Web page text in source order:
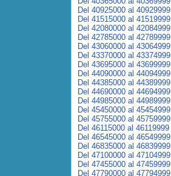
Del 40925000 al 40929999
Del 41515000 al 41519999
Del 42080000 al 42084999
Del 42785000 al 42789999
Del 43060000 al 43064999
Del 43370000 al 43374999
Del 43695000 al 43699999
Del 44090000 al 44094999
Del 44385000 al 44389999
Del 44690000 al 44694999
Del 44985000 al 44989999
Del 45450000 al 45454999
Del 45755000 al 45759999
Del 46115000 al 46119999
Del 46545000 al 46549999
Del 46835000 al 46839999
Del 47100000 al 47104999
Del 47455000 al 47459999
Del 47790000 al 47794999